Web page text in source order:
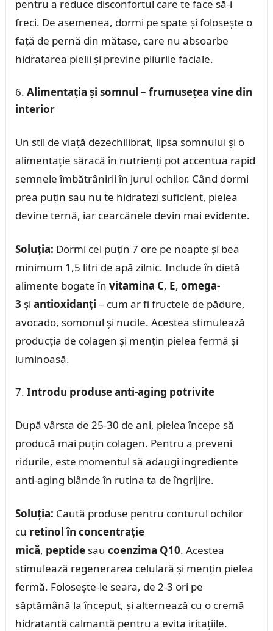
pentru a reduce disconfortul care te face să-i
freci. De asemenea, dormi pe spate și folosește o
față de pernă din mătase, care nu absoarbe
hidratarea pielii și previne pliurile faciale.
Alimentația și somnul – frumusețea vine din
interior
Un stil de viață dezechilibrat, lipsa somnului și o
alimentație săracă în nutrienți pot accentua rapid
semnele îmbătrânirii în jurul ochilor. Când dormi
prea puțin sau nu te hidratezi suficient, pielea
devine ternă, iar cearcănele devin mai evidente.
Soluția: Dormi cel puțin 7 ore pe noapte și bea
minimum 1,5 litri de apă zilnic. Include în dietă
alimente bogate în vitamina C, E, omega-
3 și antioxidanți – cum ar fi fructele de pădure,
avocado, somonul și nucile. Acestea stimulează
producția de colagen și mențin pielea fermă și
luminoasă.
Introdu produse anti-aging potrivite
După vârsta de 25-30 de ani, pielea începe să
producă mai puțin colagen. Pentru a preveni
ridurile, este momentul să adaugi ingrediente
anti-aging blânde în rutina ta de îngrijire.
Soluția: Caută produse pentru conturul ochilor
cu retinol în concentrație
mică, peptidesau coenzima Q10. Acestea
stimulează regenerarea celulară și mențin pielea
fermă. Folosește-le seara, de 2-3 ori pe
săptămână la început, și alternează cu o cremă
hidratantă calmantă pentru a evita iritațiile.